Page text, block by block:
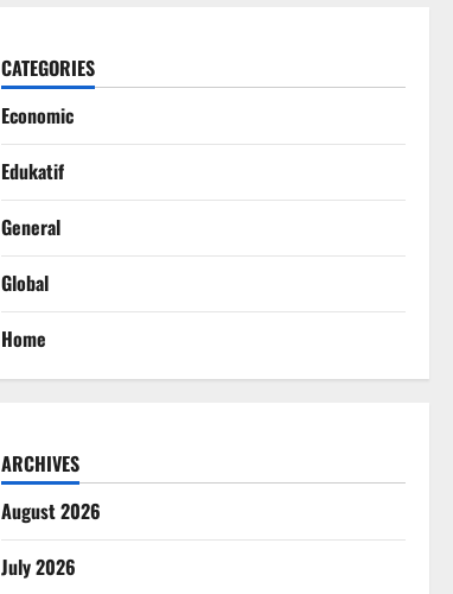
CATEGORIES
Economic
Edukatif
General
Global
Home
ARCHIVES
August 2026
July 2026